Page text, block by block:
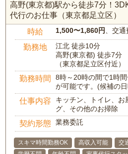
高野(東京都)駅から徒歩7分！
代行のお仕事（東京都足立区）
時給 1,500〜1,860円 、交
勤務地
江北 徒歩10分
高野(東京都) 徒歩7分
（東京都足立区付近）
勤務時間
8時～20時の間で1時
が可能です。(候補の
仕事内容
キッチン、トイレ、お
グ、その他のお掃除
契約形態 業務委託
スキマ時間勤務OK 高収入可能 交